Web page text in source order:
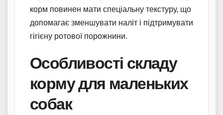
корм повинен мати спеціальну текстуру, що
допомагає зменшувати наліт і підтримувати
гігієну ротової порожнини.
Особливості складу
корму для маленьких
собак